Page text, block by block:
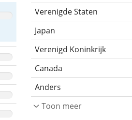
Verenigde Staten
Japan
Verenigd Koninkrijk
Canada
Anders
Toon meer